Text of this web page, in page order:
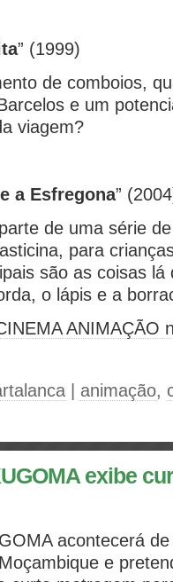
” (1999)
de comboios,
e um
da viagem?
a Esfregona”
de uma série
para
são as coisas
o lápis e a
ANIMAÇÃO
animação,
exibe
acontecerá
e